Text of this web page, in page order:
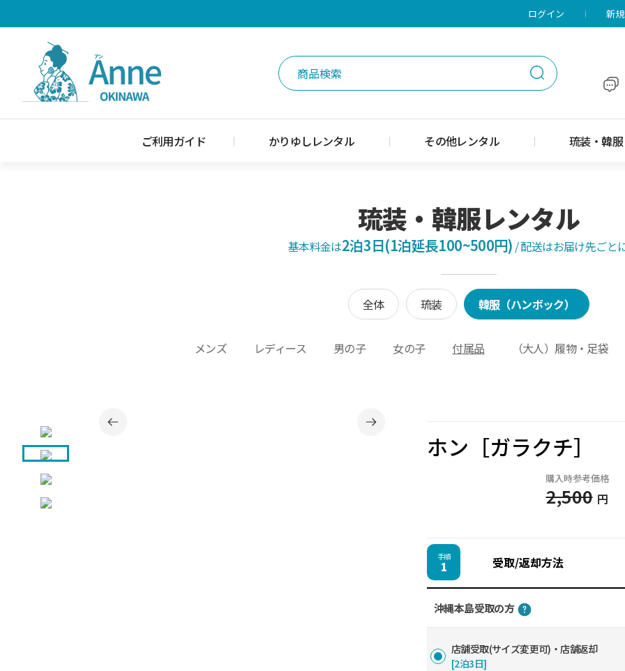
ログイン 新
ご利用ガイド かりゆしレンタル その他レンタル 琉装・韓
琉装・韓服レンタル
基本料金は2泊3日(1泊延長100~500円) /配送はお届け先ごと
全体 琉装 韓服（ハンボック）
メンズ レディース 男の子 女の子 付属品 （大人）履物・足袋
ホン［ガラクチ］
購入時参考価格
2,500 円
手順
1 受取/返却方法
沖縄本島受取の方
店舗受取(サイズ変更可)・店舗返却
[2泊3日]